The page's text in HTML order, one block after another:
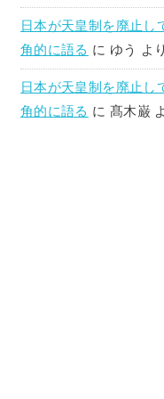
日本が天皇制を廃止し
角的に語る に ゆう より
日本が天皇制を廃止し
角的に語る に 髙木巌